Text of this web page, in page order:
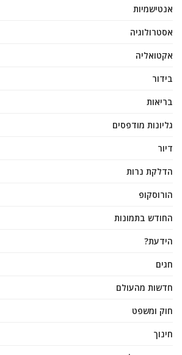
אנטישמיות
אסטרולוגיה
אקטואליה
בידור
בריאות
גליונות מודפסים
דיור
הדלקת נרות
הורוסקופ
החודש בתמונות
הידעת?
חגים
חדשות מהעולם
חוק ומשפט
חינוך